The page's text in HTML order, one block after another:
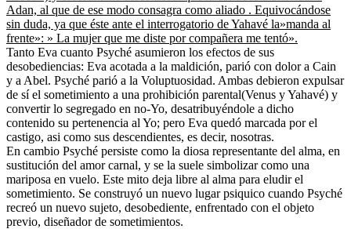
Adan, al que de ese modo consagra como aliado . Equivocándose
sin duda, ya que éste ante el interrogatorio de Yahavé la»manda al
frente»: » La mujer que me diste por compañera me tentó».
Tanto Eva cuanto Psyché asumieron los efectos de sus
desobediencias: Eva acotada a la maldición, parió con dolor a Cain
y a Abel. Psyché parió a la Voluptuosidad. Ambas debieron expulsar
de sí el sometimiento a una prohibición parental(Venus y Yahavé) y
convertir lo segregado en no-Yo, desatribuyéndole a dicho
contenido su pertenencia al Yo; pero Eva quedó marcada por el
castigo, asi como sus descendientes, es decir, nosotras.
En cambio Psyché persiste como la diosa representante del alma, en
sustitución del amor carnal, y se la suele simbolizar como una
mariposa en vuelo. Este mito deja libre al alma para eludir el
sometimiento. Se construyó un nuevo lugar psiquico cuando Psyché
recreó un nuevo sujeto, desobediente, enfrentado con el objeto
previo, diseñador de sometimientos.